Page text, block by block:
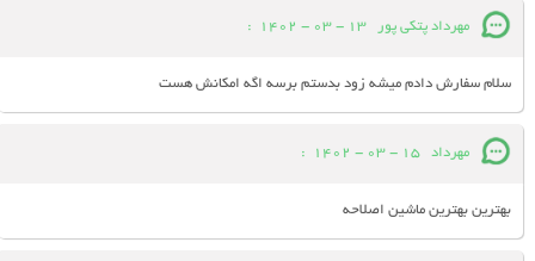
مهرداد پتکی پور 13 - 03 - 1402
:
سلام سفارش دادم میشه زود بدستم برسه اگه امکانش هست
مهرداد 15 - 03 - 1402
:
بهترین بهترین ماشین اصلاحه